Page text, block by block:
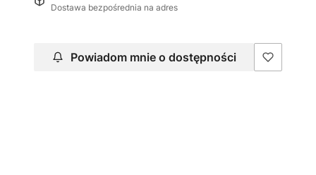
Dostawa bezpośrednia na adres
Powiadom mnie o dostępności